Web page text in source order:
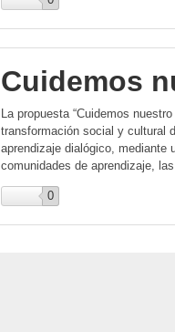
Cuidemos
La propuesta “Cuidemos
transformación social y cultural
aprendizaje dialógico, mediante
comunidades de aprendizaje,
0